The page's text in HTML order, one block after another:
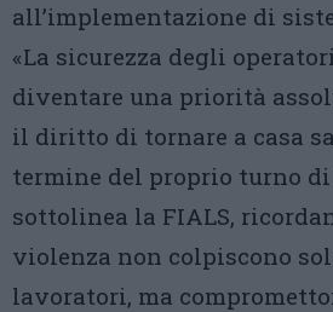
all’implementazione di
«La sicurezza degli
diventare una priorità
il diritto di tornare a casa
termine del proprio turno
sottolinea la FIALS,
violenza non colpiscono
lavoratori, ma